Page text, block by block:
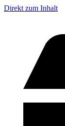
Direkt zum Inhalt